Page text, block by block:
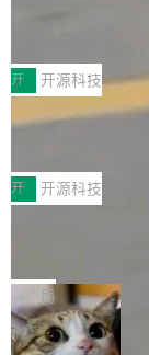
MPComm将作为
ENT，实现零拷贝
传输性能最高提升
于自研UCL-
持续开源更多基于
件。 腾讯网平团
个独立于业务线程
型案例入选名单》
开源 AI 编程平台
创新与落地成效成
助力企业AI研发安
经开始引入 AI
型或企业内部部署
Coding 从个人辅
级应用，企业在规
可控性和代码质量
安全与合规要求。
有云模型能够满足
开 开源科技
深信服AI算力网
前不久，工业和
智能应用典型案例
各领域的应用成果
产品应用、支撑保
AI算力网关（AI创
各业的Agent走向
渐丰富，用户关注
让AI用起来，还要
开 开源科技
Jeff Dean 离开
束，一个实验室
Google 员工编号
Bigtable 作者之
Gemini 的架构师
ean 在 Google 工
局
🔥 SolonCode